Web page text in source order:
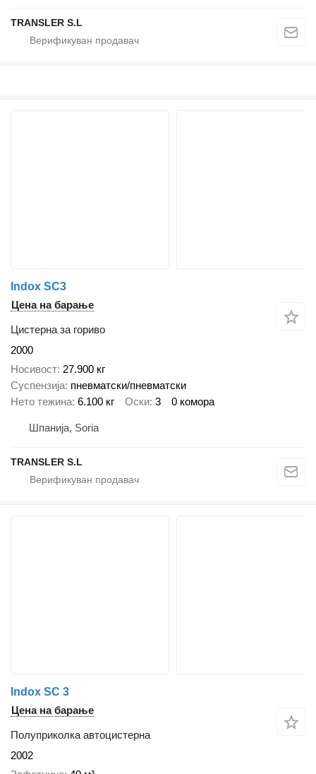
TRANSLER S.L
Indox SC3
Цена на барање
Цистерна за гориво
2000
Носивост 27.900 кг
Суспензија пневматски/пневматски
Нето тежина 6.100 кг Оски 3 0 комора
Шпанија, Soria
TRANSLER S.L
Indox SC 3
Цена на барање
Полуприколка автоцистерна
2002